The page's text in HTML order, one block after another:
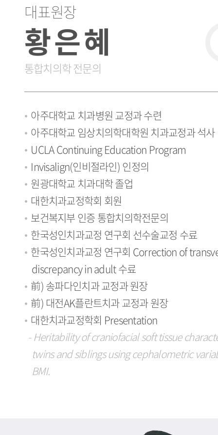
대표원장
황은혜
통합치의학 전문의
아주대학교 치과병원 교정과 수련
아주대학교 임상치의학대학원 치과교정과 석사
UCLA Continuing Education Program
Invisalign(인비절라인) 인정의
원광대학교 치과대학 졸업
대한치과교정학회 회원
보건복지부 인증 통합치의학전문의
한국성인치과교정 연구회 선수술교정 수료
한국성인치과교정 연구회 Correction of
discrepancy in adult 수료
前) 송파다인치과 교정과 원장
前) 대전AK플란트치과 교정과 원장
대한치과교정학회 Presentation
- Heritability of craniofacial soft tissue
twins and siblings using cephalometric
BMI.